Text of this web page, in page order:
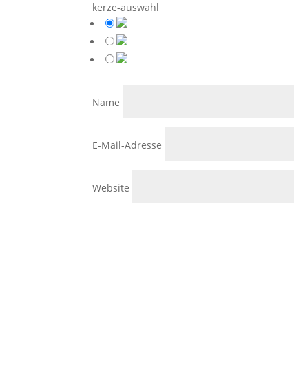
kerze-auswahl
Name
E-Mail-Adresse
Website